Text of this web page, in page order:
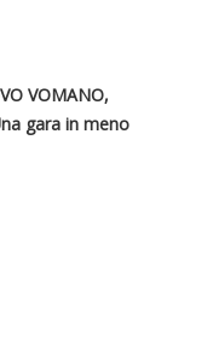
VOMANO,
gara in meno